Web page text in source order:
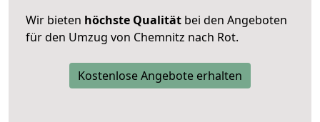
Wir bieten höchste Qualität bei den Angeboten
für den Umzug von Chemnitz nach Rot.
Kostenlose Angebote erhalten